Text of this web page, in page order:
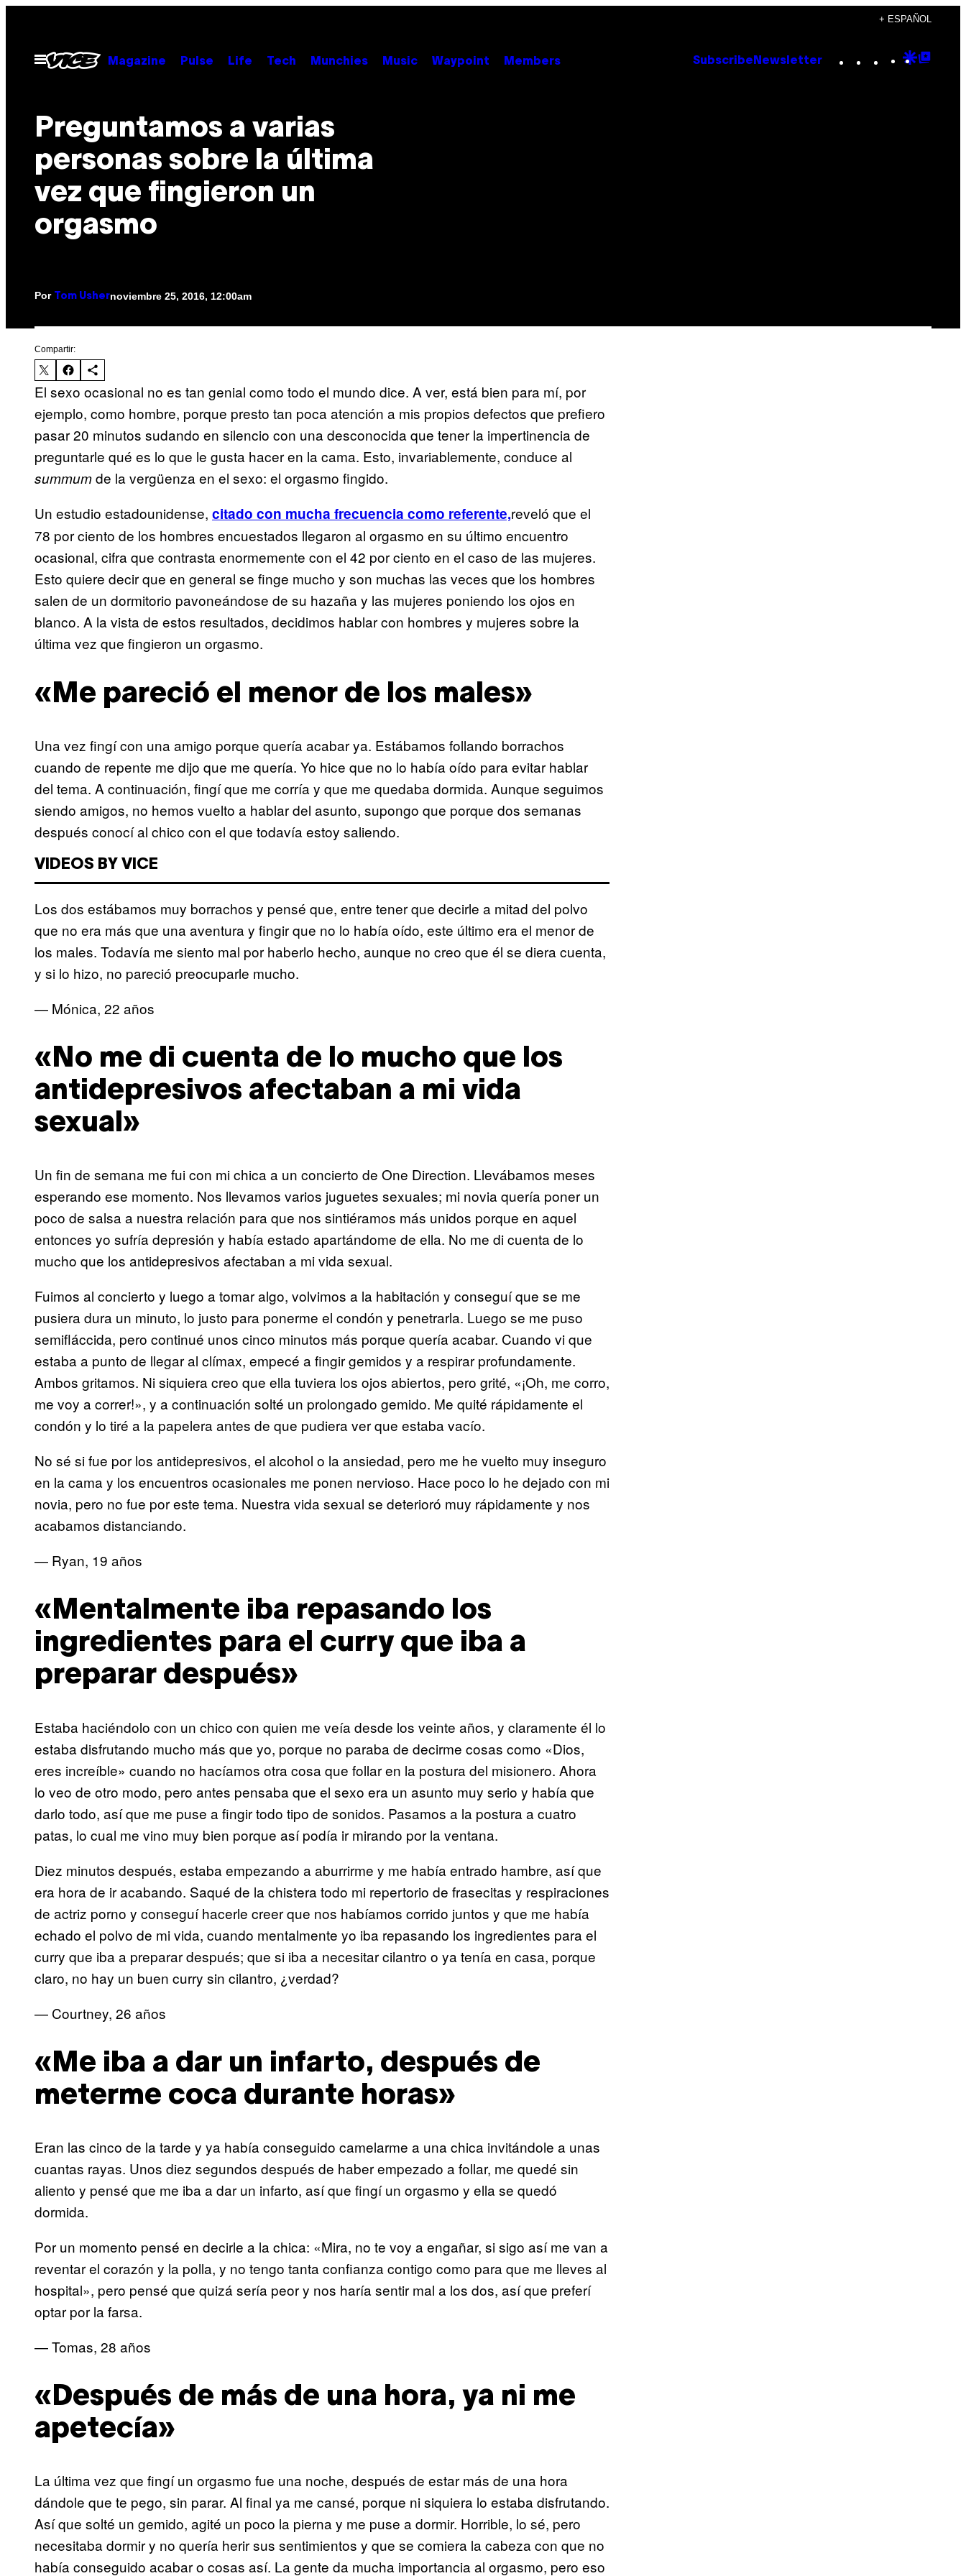
contenido
+ ESPAÑOL
Abrir
Menú
Magazine Pulse Life Tech Munchies Music Waypoint Members Subscribe Newsletter Instagram
TikTok
YouTube
Google
Preguntamos a varias
personas sobre la última
vez que fingieron un
orgasmo
Por Tom Ushernoviembre 25, 2016, 12:00am
Compartir:
El sexo ocasional no es tan genial como todo el mundo dice. A ver, está bien para mí, por
ejemplo, como hombre, porque presto tan poca atención a mis propios defectos que prefiero
pasar 20 minutos sudando en silencio con una desconocida que tener la impertinencia de
preguntarle qué es lo que le gusta hacer en la cama. Esto, invariablemente, conduce al
summumde la vergüenza en el sexo: el orgasmo fingido.
Un estudio estadounidense, citado con mucha frecuencia como referente,reveló que el
78 por ciento de los hombres encuestados llegaron al orgasmo en su último encuentro
ocasional, cifra que contrasta enormemente con el 42 por ciento en el caso de las mujeres.
Esto quiere decir que en general se finge mucho y son muchas las veces que los hombres
salen de un dormitorio pavoneándose de su hazaña y las mujeres poniendo los ojos en
blanco. A la vista de estos resultados, decidimos hablar con hombres y mujeres sobre la
última vez que fingieron un orgasmo.
«Me pareció el menor de los males»
Una vez fingí con una amigo porque quería acabar ya. Estábamos follando borrachos
cuando de repente me dijo que me quería. Yo hice que no lo había oído para evitar hablar
del tema. A continuación, fingí que me corría y que me quedaba dormida. Aunque seguimos
siendo amigos, no hemos vuelto a hablar del asunto, supongo que porque dos semanas
después conocí al chico con el que todavía estoy saliendo.
VIDEOS BY VICE
Los dos estábamos muy borrachos y pensé que, entre tener que decirle a mitad del polvo
que no era más que una aventura y fingir que no lo había oído, este último era el menor de
los males. Todavía me siento mal por haberlo hecho, aunque no creo que él se diera cuenta,
y si lo hizo, no pareció preocuparle mucho.
— Mónica, 22 años
«No me di cuenta de lo mucho que los
antidepresivos afectaban a mi vida
sexual»
Un fin de semana me fui con mi chica a un concierto de One Direction. Llevábamos meses
esperando ese momento. Nos llevamos varios juguetes sexuales; mi novia quería poner un
poco de salsa a nuestra relación para que nos sintiéramos más unidos porque en aquel
entonces yo sufría depresión y había estado apartándome de ella. No me di cuenta de lo
mucho que los antidepresivos afectaban a mi vida sexual.
Fuimos al concierto y luego a tomar algo, volvimos a la habitación y conseguí que se me
pusiera dura un minuto, lo justo para ponerme el condón y penetrarla. Luego se me puso
semifláccida, pero continué unos cinco minutos más porque quería acabar. Cuando vi que
estaba a punto de llegar al clímax, empecé a fingir gemidos y a respirar profundamente.
Ambos gritamos. Ni siquiera creo que ella tuviera los ojos abiertos, pero grité, «¡Oh, me corro,
me voy a correr!», y a continuación solté un prolongado gemido. Me quité rápidamente el
condón y lo tiré a la papelera antes de que pudiera ver que estaba vacío.
No sé si fue por los antidepresivos, el alcohol o la ansiedad, pero me he vuelto muy inseguro
en la cama y los encuentros ocasionales me ponen nervioso. Hace poco lo he dejado con mi
novia, pero no fue por este tema. Nuestra vida sexual se deterioró muy rápidamente y nos
acabamos distanciando.
— Ryan, 19 años
«Mentalmente iba repasando los
ingredientes para el curry que iba a
preparar después»
Estaba haciéndolo con un chico con quien me veía desde los veinte años, y claramente él lo
estaba disfrutando mucho más que yo, porque no paraba de decirme cosas como «Dios,
eres increíble» cuando no hacíamos otra cosa que follar en la postura del misionero. Ahora
lo veo de otro modo, pero antes pensaba que el sexo era un asunto muy serio y había que
darlo todo, así que me puse a fingir todo tipo de sonidos. Pasamos a la postura a cuatro
patas, lo cual me vino muy bien porque así podía ir mirando por la ventana.
Diez minutos después, estaba empezando a aburrirme y me había entrado hambre, así que
era hora de ir acabando. Saqué de la chistera todo mi repertorio de frasecitas y respiraciones
de actriz porno y conseguí hacerle creer que nos habíamos corrido juntos y que me había
echado el polvo de mi vida, cuando mentalmente yo iba repasando los ingredientes para el
curry que iba a preparar después; que si iba a necesitar cilantro o ya tenía en casa, porque
claro, no hay un buen curry sin cilantro, ¿verdad?
— Courtney, 26 años
«Me iba a dar un infarto, después de
meterme coca durante horas»
Eran las cinco de la tarde y ya había conseguido camelarme a una chica invitándole a unas
cuantas rayas. Unos diez segundos después de haber empezado a follar, me quedé sin
aliento y pensé que me iba a dar un infarto, así que fingí un orgasmo y ella se quedó
dormida.
Por un momento pensé en decirle a la chica: «Mira, no te voy a engañar, si sigo así me van a
reventar el corazón y la polla, y no tengo tanta confianza contigo como para que me lleves al
hospital», pero pensé que quizá sería peor y nos haría sentir mal a los dos, así que preferí
optar por la farsa.
— Tomas, 28 años
«Después de más de una hora, ya ni me
apetecía»
La última vez que fingí un orgasmo fue una noche, después de estar más de una hora
dándole que te pego, sin parar. Al final ya me cansé, porque ni siquiera lo estaba disfrutando.
Así que solté un gemido, agité un poco la pierna y me puse a dormir. Horrible, lo sé, pero
necesitaba dormir y no quería herir sus sentimientos y que se comiera la cabeza con que no
había conseguido acabar o cosas así. La gente da mucha importancia al orgasmo, pero eso